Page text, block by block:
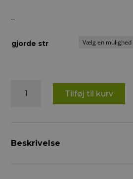
–
gjorde str
Dressur
foam
Tilføj til kurv
Beskrivelse